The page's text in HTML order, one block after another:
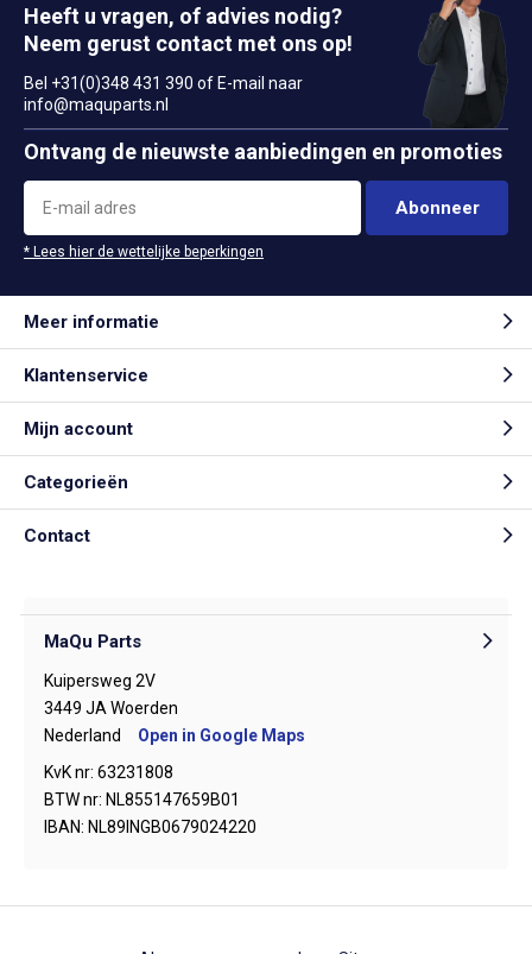
Heeft u vragen, of advies nodig?
Neem gerust contact met ons op!
Bel +31(0)348 431 390 of E-mail naar
info@maquparts.nl
Ontvang de nieuwste aanbiedingen en promoties
Abonneer
* Lees hier de wettelijke beperkingen
Meer informatie
Klantenservice
Mijn account
Categorieën
Contact
MaQu Parts
Kuipersweg 2V
3449 JA Woerden
Nederland
Open in Google Maps
KvK nr: 63231808
BTW nr: NL855147659B01
IBAN: NL89INGB0679024220